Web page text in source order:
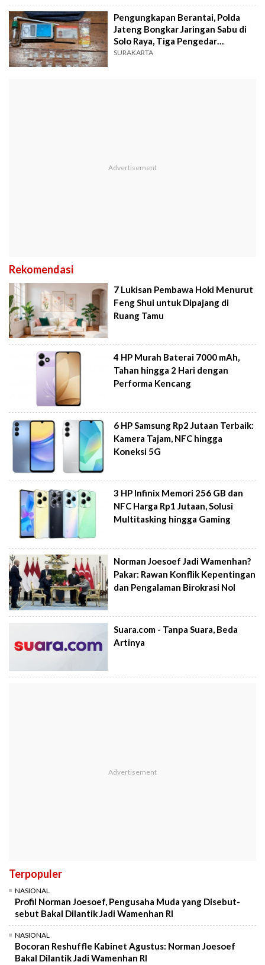
Pengungkapan Berantai, Polda
Jateng Bongkar Jaringan Sabu di
Solo Raya, Tiga Pengedar
Diamankan
SURAKARTA
Rekomendasi
7 Lukisan Pembawa Hoki Menurut
Feng Shui untuk Dipajang di
Ruang Tamu
4 HP Murah Baterai 7000 mAh,
Tahan hingga 2 Hari dengan
Performa Kencang
6 HP Samsung Rp2 Jutaan Terbaik:
Kamera Tajam, NFC hingga
Koneksi 5G
3 HP Infinix Memori 256 GB dan
NFC Harga Rp1 Jutaan, Solusi
Multitasking hingga Gaming
Norman Joesoef Jadi Wamenhan?
Pakar: Rawan Konflik Kepentingan
dan Pengalaman Birokrasi Nol
Suara.com - Tanpa Suara, Beda
Artinya
Terpopuler
NASIONAL
Profil Norman Joesoef, Pengusaha Muda yang Disebut-
sebut Bakal Dilantik Jadi Wamenhan RI
NASIONAL
Bocoran Reshuffle Kabinet Agustus: Norman Joesoef
Bakal Dilantik Jadi Wamenhan RI